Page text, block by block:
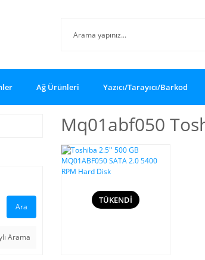
Ağ Ürünleri Yazıcı/Tarayıcı/Barkod
Ara
Arama
Mq01abf050
TÜKENDİ